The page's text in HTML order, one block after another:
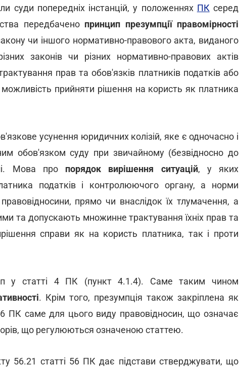
суди попередніх інстанцій, у положеннях ПК серед
передбаченопринцип презумпції правомірності
чи іншого нормативно-правового акта, виданого
законів чи різних нормативно-правових актів
прав та обов'язків платників податків або
прийняти рішення на користь як платника
усунення юридичних колізій, яке є одночасно і
обов'язком суду при звичайному (безвідносно до
Мова про порядок вирішення ситуацій, у яких
податків і контролюючого органу, а норми
прямо чи внаслідок їх тлумачення, а
та допускають множинне трактування їхніх прав та
справи як на користь платника, так і проти
у статті 4 ПК (пункт 4.1.4). Саме таким чином
. Крім того, презумпція також закріплена як
ПК саме для цього виду правовідносин, що означає
що регулюються означеною статтею.
56.21 статті 56 ПК дає підстави стверджувати, що